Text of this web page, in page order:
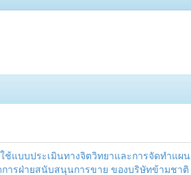
แบบประเมินทางจิตวิทยาและการจัดทำแผน
ารฝ่ายสนับสนุนการขาย ของบริษัทข้ามชาติ